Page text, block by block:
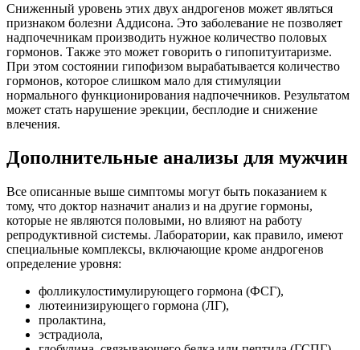
Сниженный уровень этих двух андрогенов может являться
признаком болезни Аддисона. Это заболевание не позволяет
надпочечникам производить нужное количество половых
гормонов. Также это может говорить о гипопитуитаризме.
При этом состоянии гипофизом вырабатывается количество
гормонов, которое слишком мало для стимуляции
нормального функционирования надпочечников. Результатом
может стать нарушение эрекции, бесплодие и снижение
влечения.
Дополнительные анализы для мужчин
Все описанные выше симптомы могут быть показанием к
тому, что доктор назначит анализ и на другие гормоны,
которые не являются половыми, но влияют на работу
репродуктивной системы. Лаборатории, как правило, имеют
специальные комплексы, включающие кроме андрогенов
определение уровня:
фолликулостимулирующего гормона (ФСГ),
лютеинизирующего гормона (ЛГ),
пролактина,
эстрадиола,